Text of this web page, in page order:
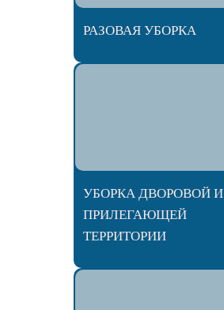
РАЗОВАЯ УБОРКА
УБОРКА ДВОРОВОЙ И
ПРИЛЕГАЮЩЕЙ
ТЕРРИТОРИИ